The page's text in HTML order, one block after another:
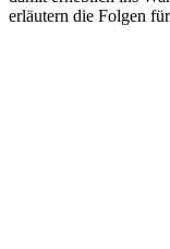
erläutern die Folgen